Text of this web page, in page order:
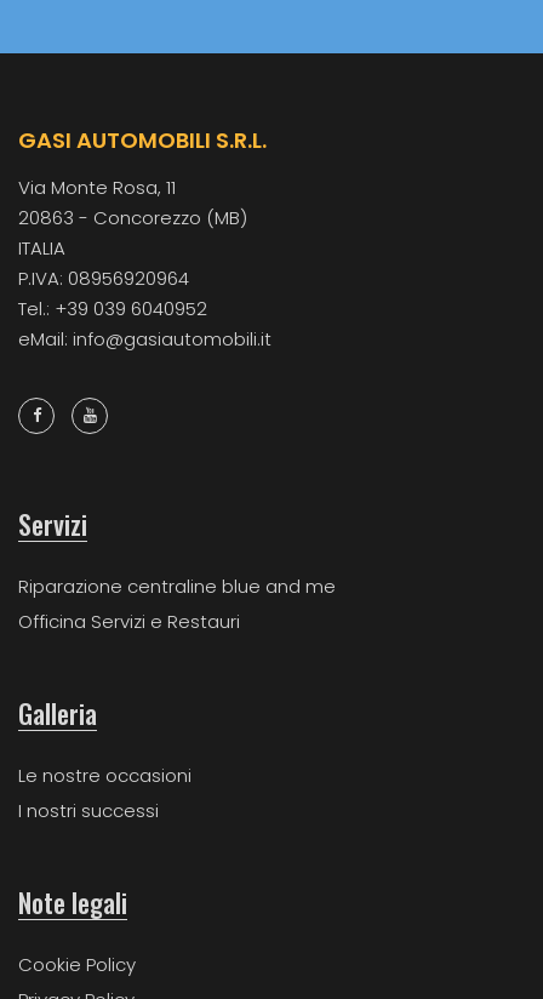
GASI AUTOMOBILI S.R.L.
Via Monte Rosa, 11
20863 - Concorezzo (MB)
ITALIA
P.IVA: 08956920964
Tel.: +39 039 6040952
eMail: info@gasiautomobili.it
Servizi
Riparazione centraline blue and me
Officina Servizi e Restauri
Galleria
Le nostre occasioni
I nostri successi
Note legali
Cookie Policy